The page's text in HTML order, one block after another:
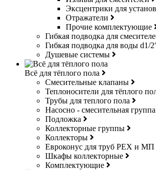
Эксцентрики для
Отражатели
Прочие комплектующие
Гибкая подводка для
Гибкая подводка для воды d1/
Душевые системы
Всё для тёплого пола
Смесительные клапаны
Теплоносители для тёплого
Трубы для теплого пола
Насосно - смесительная
Подложка
Коллекторные группы
Коллекторы
Евроконус для труб РЕХ и МП
Шкафы коллекторные
Комплектующие